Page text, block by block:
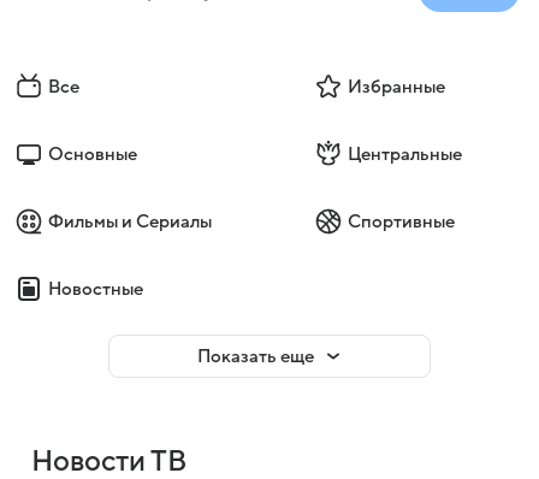
Все Избранные
Основные Центральные
Фильмы и Сериалы Спортивные
Новостные
Показать еще
Новости ТВ